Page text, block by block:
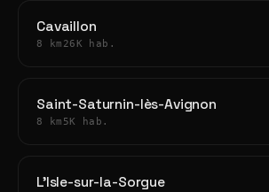
Cavaillon
8 km 26K hab.
Saint-Saturnin-lès-Avignon
8 km 5K hab.
L'Isle-sur-la-Sorgue